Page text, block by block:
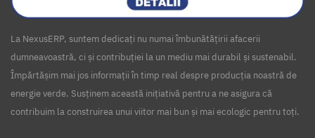
La NexusERP, suntem dedicați nu numai îmbunătățirii afacerii
dumneavoastră, ci și contribuției la un mediu mai durabil și sustenabil.
Împărtășim mai jos informații în timp real despre producția noastră de
energie verde. Susținem această inițiativă pentru a ne asigura că
contribuim la construirea unui viitor mai bun și mai ecologic pentru toți.